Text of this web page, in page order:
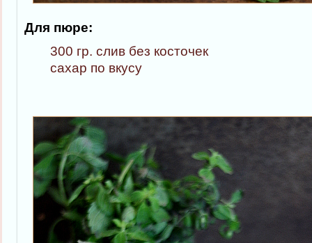
Для пюре:
300 гр. слив без косточек
сахар по вкусу